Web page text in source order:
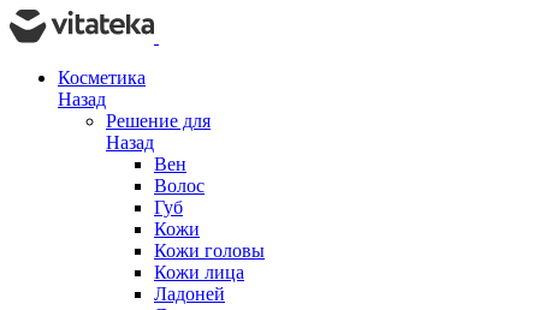
Косметика
Назад
Решение для
Назад
Вен
Волос
Губ
Кожи
Кожи головы
Кожи лица
Ладоней